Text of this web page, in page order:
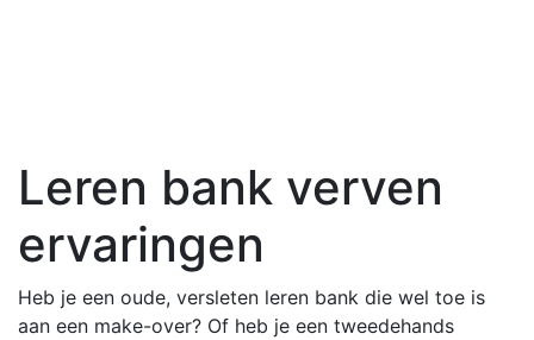
Leren bank verven
ervaringen
Heb je een oude, versleten leren bank die wel toe is
aan een make-over? Of heb je een tweedehands